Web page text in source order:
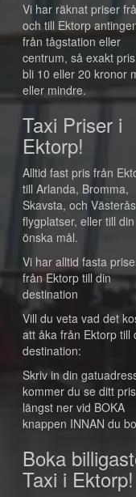
Vi har räknat priser
och till Ektorp
från tågstation eller
centrum, så exakt
bli 10 eller 20 kronor
eller mindre.
Taxi Priser i
Ektorp!
Alltid fast pris från
till Arlanda, Bromma,
Skavsta, och Västerås
flygplatser, eller till din
önska mål.
Vi har alltid fasta
från Ektorp till din
destination
Vill du veta vad det
att åka från Ektorp till
destination:
Skriv in din
kommer du se ditt pris
längst ner vid BOKA
knappen INNAN du
Boka
Taxi i Ektorp!